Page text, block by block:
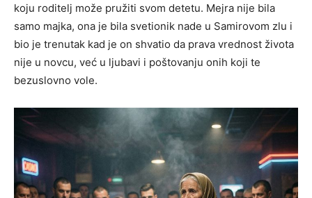
koju roditelj može pružiti svom detetu. Mejra nije bila
samo majka, ona je bila svetionik nade u Samirovom zlu i
bio je trenutak kad je on shvatio da prava vrednost života
nije u novcu, već u ljubavi i poštovanju onih koji te
bezuslovno vole.